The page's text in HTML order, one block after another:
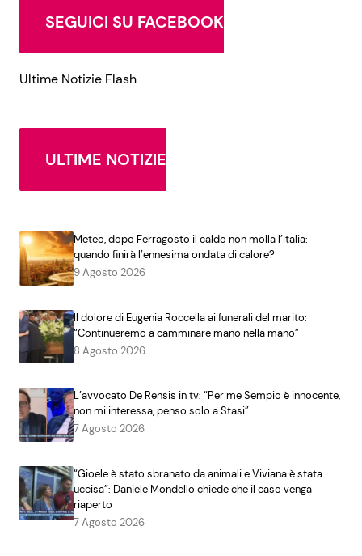
SEGUICI SU FACEBOOK
Ultime Notizie Flash
ULTIME NOTIZIE
Meteo, dopo Ferragosto il caldo non molla l’Italia:
quando finirà l’ennesima ondata di calore?
9 Agosto 2026
Il dolore di Eugenia Roccella ai funerali del marito:
“Continueremo a camminare mano nella mano”
8 Agosto 2026
L’avvocato De Rensis in tv: “Per me Sempio è innocente,
non mi interessa, penso solo a Stasi”
7 Agosto 2026
“Gioele è stato sbranato da animali e Viviana è stata
uccisa”: Daniele Mondello chiede che il caso venga
riaperto
7 Agosto 2026